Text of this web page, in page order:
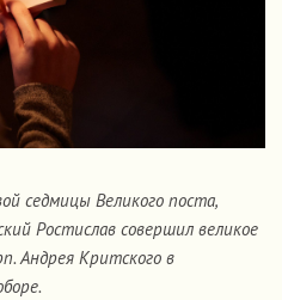
седмицы Великого поста,
Ростислав совершил великое
Андрея Критского в